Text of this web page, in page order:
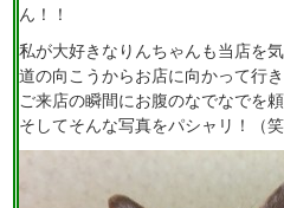
ん！！
私が大好きなりんちゃんも当店を
道の向こうからお店に向かって行
ご来店の瞬間にお腹のなでなでを
そしてそんな写真をパシャリ！（笑